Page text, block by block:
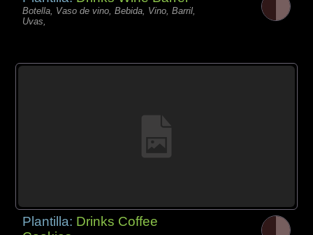
Botella, Vaso de vino, Bebida, Vino, Barril,
Uvas,
Plantilla: Drinks Coffee